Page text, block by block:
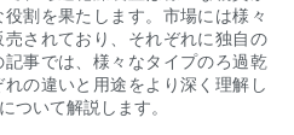
割を果たします。市場には様々
されており、それぞれに独自の
事では、様々なタイプのろ過乾
の違いと用途をより深く理解し
ついて解説します。